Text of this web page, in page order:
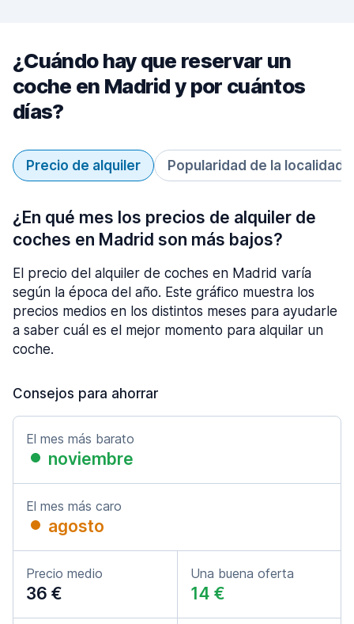
¿Cuándo hay que reservar un
coche en Madrid y por cuántos
días?
Precio de alquiler Popularidad de la localidad
¿En qué mes los precios de alquiler de
coches en Madrid son más bajos?
El precio del alquiler de coches en Madrid varía
según la época del año. Este gráfico muestra los
precios medios en los distintos meses para ayudarle
a saber cuál es el mejor momento para alquilar un
coche.
Consejos para ahorrar
El mes más barato
noviembre
El mes más caro
agosto
Precio medio
36 €
Una buena oferta
14 €